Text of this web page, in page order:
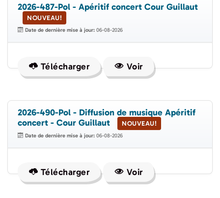
2026-487-Pol - Apéritif concert Cour Guillaut
NOUVEAU!
Date de dernière mise à jour: 06-08-2026
Télécharger Voir
2026-490-Pol - Diffusion de musique Apéritif
concert - Cour Guillaut
NOUVEAU!
Date de dernière mise à jour: 06-08-2026
Télécharger Voir